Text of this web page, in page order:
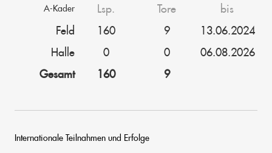
A-Kader Lsp. Tore
bis
Feld
160 9
13.06.2024
Halle
0 0
06.08.2026
Gesamt
160 9
Internationale Teilnahmen und Erfolge